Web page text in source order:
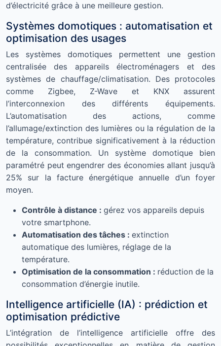
d’électricité grâce à une meilleure gestion.
Systèmes domotiques : automatisation et
optimisation des usages
Les systèmes domotiques permettent une gestion
centralisée des appareils électroménagers et des
systèmes de chauffage/climatisation. Des protocoles
comme Zigbee, Z-Wave et KNX assurent
l’interconnexion des différents équipements.
L’automatisation des actions, comme
l’allumage/extinction des lumières ou la régulation de la
température, contribue significativement à la réduction
de la consommation. Un système domotique bien
paramétré peut engendrer des économies allant jusqu’à
25% sur la facture énergétique annuelle d’un foyer
moyen.
Contrôle à distance : gérez vos appareils depuis
votre smartphone.
Automatisation des tâches : extinction
automatique des lumières, réglage de la
température.
Optimisation de la consommation : réduction de la
consommation d’énergie inutile.
Intelligence artificielle (IA) : prédiction et
optimisation prédictive
L’intégration de l’intelligence artificielle offre des